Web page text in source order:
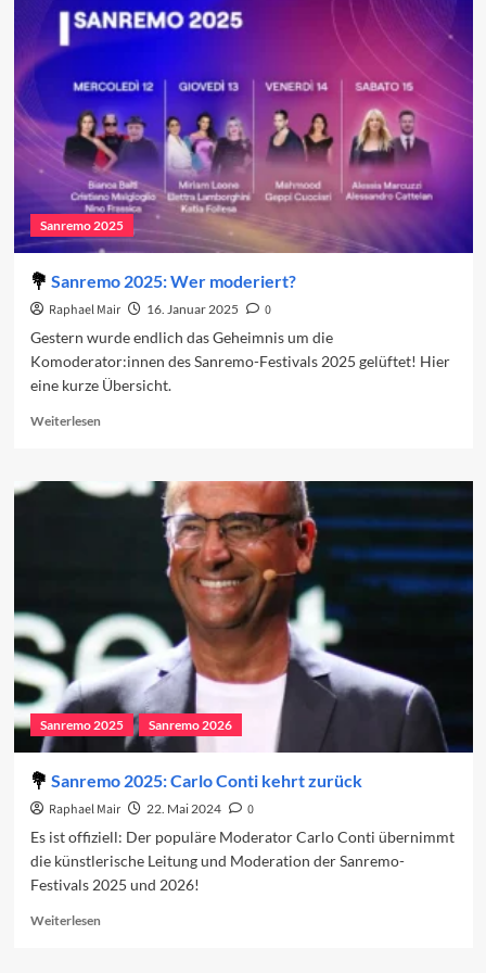
Kontinuität
Sanremo 2025
Sanremo 2025: Wer moderiert?
Raphael Mair 16. Januar 2025
0
Gestern wurde endlich das Geheimnis um die
Komoderator:innen des Sanremo-Festivals 2025 gelüftet! Hier
eine kurze Übersicht.
WeiterlesenRead
Sanremo
2025:
moderiert?
Sanremo 2025 Sanremo 2026
Sanremo 2025: Carlo Conti kehrt zurück
Raphael Mair 22. Mai 2024
0
Es ist offiziell: Der populäre Moderator Carlo Conti übernimmt
die künstlerische Leitung und Moderation der Sanremo-
Festivals 2025 und 2026!
WeiterlesenRead